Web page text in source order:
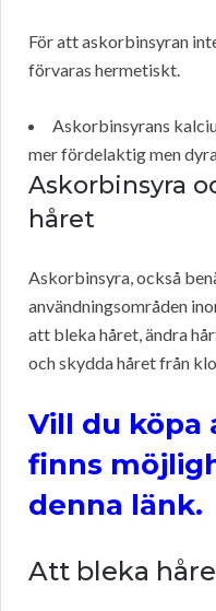
För att askorbinsyran
förvaras hermetiskt.
Askorbinsyrans
mer fördelaktig men
Askorbinsyra
håret
Askorbinsyra, också
användningsområden
att bleka håret, ändra
och skydda håret från
Vill du köpa
finns
denna länk.
Att bleka